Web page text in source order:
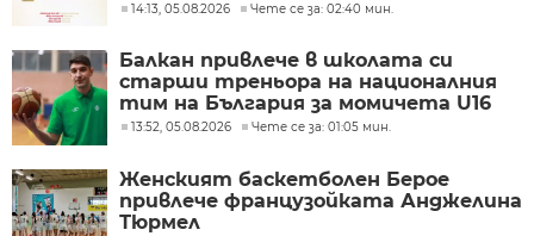
за Евробаскет 2029
14:13, 05.08.2026 Чете се за: 02:40 мин.
Балкан привлече в школата си
старши треньора на националния
тим на България за момичета U16
13:52, 05.08.2026 Чете се за: 01:05 мин.
Женският баскетболен Берое
привлече французойката Анджелина
Тюрмел